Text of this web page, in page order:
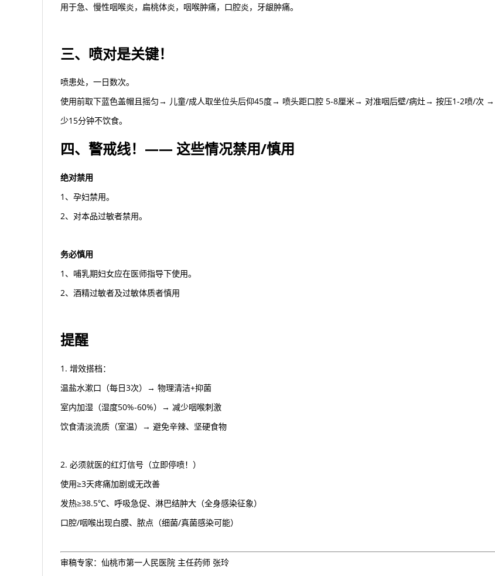
用于急、慢性咽喉炎，扁桃体炎，咽喉肿痛，口腔炎，牙龈肿痛。
三、喷对是关键！
喷患处，一日数次。
使用前取下蓝色盖帽且摇匀→ 儿童/成人取坐位头后仰45度→ 喷头距口腔 5-8厘米→ 对准咽后壁/病灶→ 按压1-2喷/次 →
少15分钟不饮食。
四、警戒线！—— 这些情况禁用/慎用
绝对禁用
1、孕妇禁用。
2、对本品过敏者禁用。
务必慎用
1、哺乳期妇女应在医师指导下使用。
2、酒精过敏者及过敏体质者慎用
提醒
1. 增效搭档：
温盐水漱口（每日3次）→ 物理清洁+抑菌
室内加湿（湿度50%-60%）→ 减少咽喉刺激
饮食清淡流质（室温）→ 避免辛辣、坚硬食物
2. 必须就医的红灯信号（立即停喷！）
使用≥3天疼痛加剧或无改善
发热≥38.5℃、呼吸急促、淋巴结肿大（全身感染征象）
口腔/咽喉出现白膜、脓点（细菌/真菌感染可能）
审稿专家：仙桃市第一人民医院 主任药师 张玲